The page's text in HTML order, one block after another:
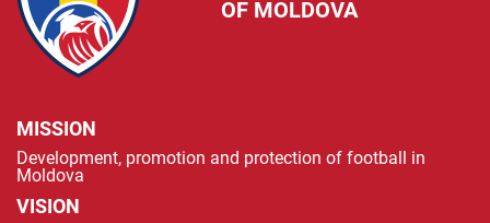
OF MOLDOVA
MISSION
Development, promotion and protection of football in
Moldova
VISION